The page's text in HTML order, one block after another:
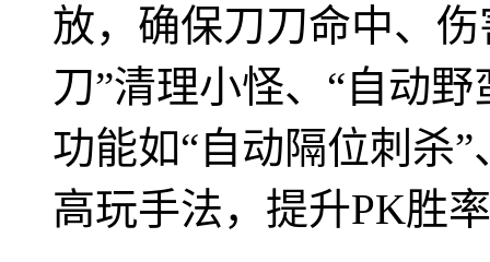
放，确保刀刀命中、
刀”清理小怪、“自动
功能如“自动隔位刺杀
高玩手法，提升PK胜